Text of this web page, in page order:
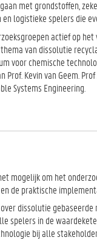
met grondstoffen,
logistieke spelers die
actief op
van dissolutie
voor chemische
Prof. Kevin van Geem.
Systems Engineering.
mogelijk om het
de praktische
dissolutie
spelers in de
bij alle